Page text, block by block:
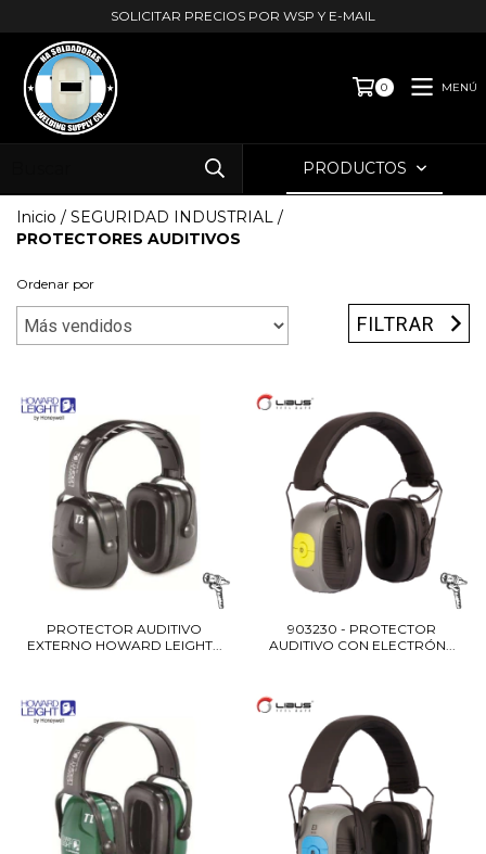
SOLICITAR PRECIOS POR WSP Y E-MAIL
0 MENÚ
PRODUCTOS
Inicio / SEGURIDAD INDUSTRIAL /
PROTECTORES AUDITIVOS
Ordenar por
FILTRAR
PROTECTOR AUDITIVO
EXTERNO HOWARD LEIGHT...
903230 - PROTECTOR
AUDITIVO CON ELECTRÓN...